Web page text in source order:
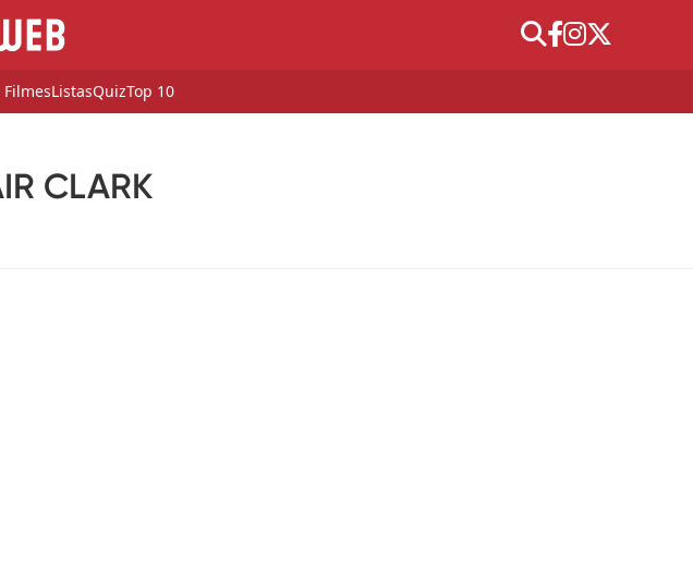
ListasQuizTop 10
CLARK